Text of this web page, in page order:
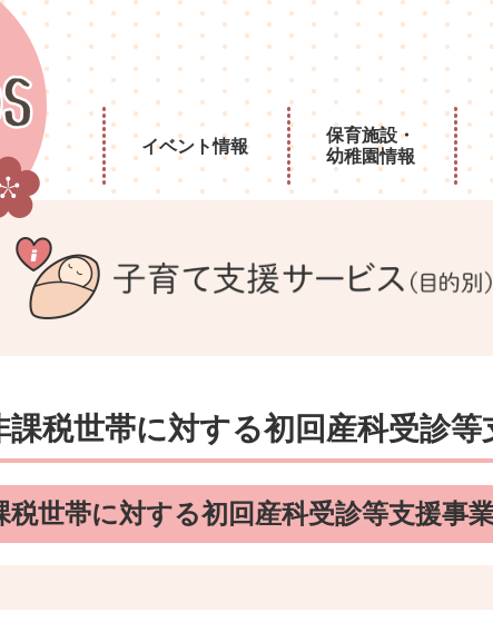
イベント情報
保育施設・
幼稚園情報
課税世帯に対する初回産科受診等
税世帯に対する初回産科受診等支援事